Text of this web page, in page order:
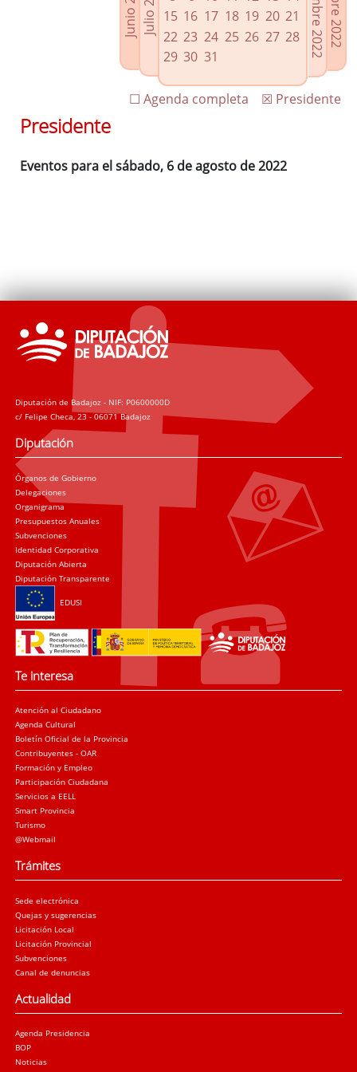
Agenda de Presidencia
Plenos provinciales y Juntas de gobierno
Oficina de Proyectos Europeos
15 16 17 18 19 20 21
22 23 24 25 26 27 28
29 30 31
☒ Presidente
☐ Agenda completa
Presidente
Eventos para el sábado, 6 de agosto de 2022
Diputación de Badajoz - NIF: P0600000D
c/ Felipe Checa, 23 - 06071 Badajoz
Diputación
Órganos de Gobierno
Delegaciones
Organigrama
Presupuestos Anuales
Subvenciones
Identidad Corporativa
Diputación Abierta
Diputación Transparente
EDUSI
Te interesa
Atención al Ciudadano
Agenda Cultural
Boletín Oficial de la Provincia
Contribuyentes - OAR
Formación y Empleo
Participación Ciudadana
Servicios a EELL
Smart Provincia
Turismo
@Webmail
Trámites
Sede electrónica
Quejas y sugerencias
Licitación Local
Licitación Provincial
Subvenciones
Canal de denuncias
Actualidad
Agenda Presidencia
BOP
Noticias